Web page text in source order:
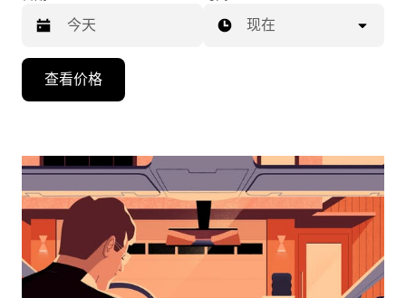
向
头
浏
日
现在
查看价格